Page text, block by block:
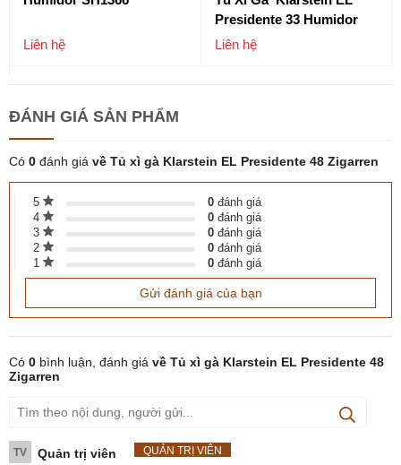
Liên hệ
Presidente 33 Humidor
Liên hệ
ĐÁNH GIÁ SẢN PHẨM
Có 0 đánh giá về Tủ xì gà Klarstein EL Presidente 48 Zigarren
5 0 đánh giá
4
0 đánh giá
3
0 đánh giá
2
0 đánh giá
1
0 đánh giá
Gửi đánh giá của bạn
Có 0 bình luận, đánh giá về Tủ xì gà Klarstein EL Presidente 48
Zigarren
TV Quản trị viên QUẢN TRỊ VIÊN